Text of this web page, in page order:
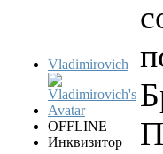
Vladimirovich
OFFLINE
Инквизитор